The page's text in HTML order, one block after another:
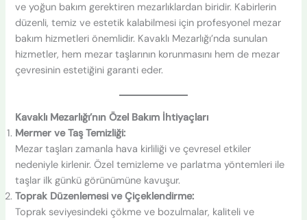
ve yoğun bakım gerektiren mezarlıklardan biridir. Kabirlerin
düzenli, temiz ve estetik kalabilmesi için profesyonel mezar
bakım hizmetleri önemlidir. Kavaklı Mezarlığı’nda sunulan
hizmetler, hem mezar taşlarının korunmasını hem de mezar
çevresinin estetiğini garanti eder.
Kavaklı Mezarlığı’nın Özel Bakım İhtiyaçları
Mermer ve Taş Temizliği:
Mezar taşları zamanla hava kirliliği ve çevresel etkiler
nedeniyle kirlenir. Özel temizleme ve parlatma yöntemleri ile
taşlar ilk günkü görünümüne kavuşur.
Toprak Düzenlemesi ve Çiçeklendirme:
Toprak seviyesindeki çökme ve bozulmalar, kaliteli ve